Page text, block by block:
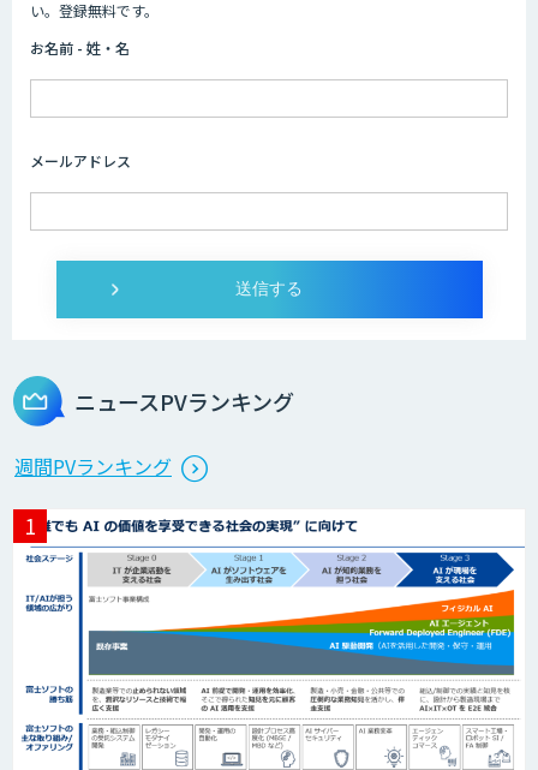
ライフサイエンスDX/AIソリューション
IMACEL
い。登録無料です。
お名前 - 姓・名
メールアドレス
ニュースPVランキング
週間PVランキング